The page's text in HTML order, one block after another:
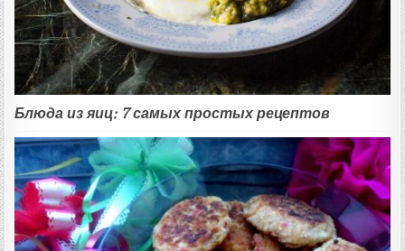
Блюда из яиц: 7 самых простых рецептов